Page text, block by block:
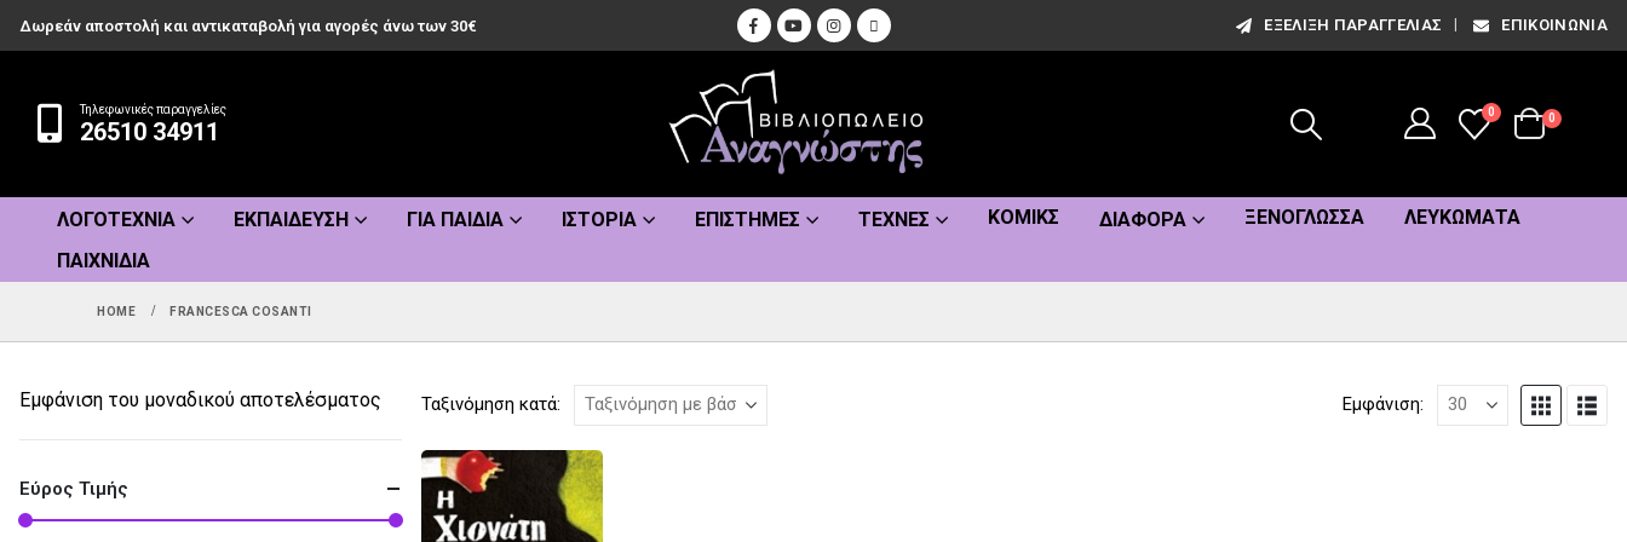
Δωρεάν αποστολή και αντικαταβολή για αγορές άνω των 30€ ΕΞΈΛΙΞΗ ΠΑΡΑΓΓΕΛΊΑΣ ΕΠΙΚΟΙΝΩΝΊΑ
Τηλεφωνικές παραγγελίες
26510 34911
0
0
ΛΟΓΟΤΕΧΝΊΑ ΕΚΠΑΊΔΕΥΣΗ ΓΙΑ ΠΑΙΔΙΆ ΙΣΤΟΡΊΑ ΕΠΙΣΤΉΜΕΣ ΤΈΧΝΕΣ ΚΌΜΙΚΣ ΔΙΆΦΟΡΑ ΞΕΝΌΓΛΩΣΣΑ
ΛΕΥΚΏΜΑΤΑ
ΠΑΙΧΝΊΔΙΑ
HOME FRANCESCA COSANTI
Ταξινόμηση κατά: Εμφάνιση:
Εμφάνιση του μοναδικού αποτελέσματος
Εύρος Τιμής